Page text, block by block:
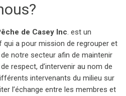
de Casey Inc. est un
a pour mission de regrouper et
notre secteur afin de maintenir
respect, d’intervenir au nom de
intervenants du milieu sur
l’échange entre les membres et